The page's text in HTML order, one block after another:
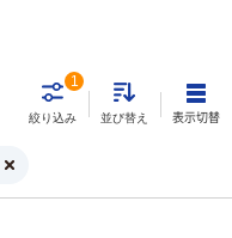
絞り込み
1
並び替え 表示切替